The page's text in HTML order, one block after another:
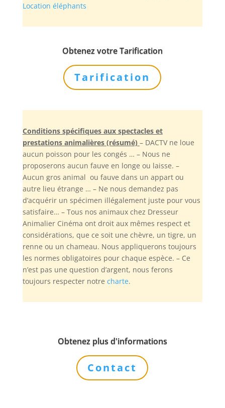
Location éléphants
Obtenez votre Tarification
Tarification
Conditions spécifiques aux spectacles et
prestations animalières (résumé) – DACTV ne loue
aucun poisson pour les congés … – Nous ne
proposerons aucun fauve en longe ou laisse. –
Aucun gros animal ou fauve dans un appart ou
autre lieu étrange … – Ne nous demandez pas
d’acquérir un spécimen illégalement juste pour vous
satisfaire… – Tous nos animaux chez Dresseur
Animalier Cinéma ont droit aux mêmes respect et
considérations, que ce soit une chèvre, un tigre, un
renne ou un chameau. Nous appliquerons toujours
les normes obligatoires pour chaque espèce. – Ce
n’est pas une question d’argent, nous ferons
toujours respecter notre charte.
Obtenez plus d'informations
Contact